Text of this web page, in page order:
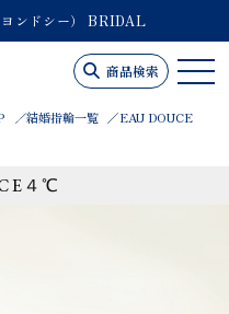
ンドシー） BRIDAL
商品検索
結婚指輪一覧
EAU DOUCE
４℃